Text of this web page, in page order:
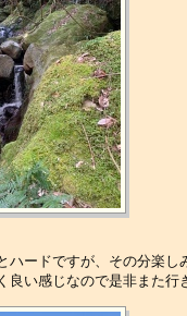
ードですが、その分楽し
い感じなので是非また行